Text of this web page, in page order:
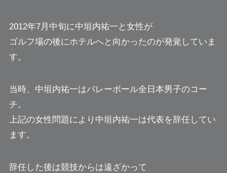
2012年7月中旬に中垣内祐一と女性が
ゴルフ場の後にホテルへと向かったのが発覚していま
す。
当時、中垣内祐一はバレーボール全日本男子のコー
チ。
上記の女性問題により中垣内祐一は代表を辞任してい
ます。
辞任した後は競技からは遠ざかって